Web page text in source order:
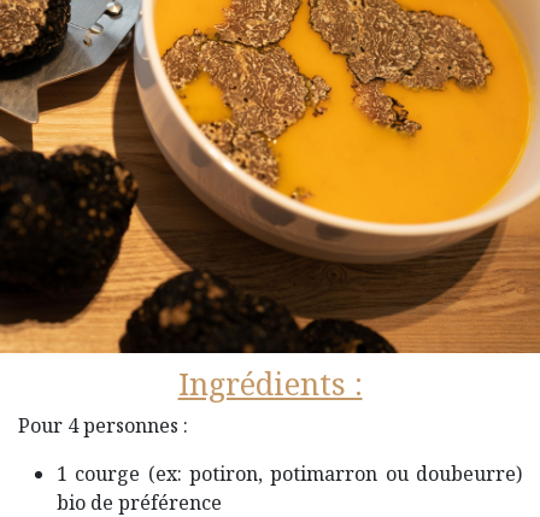
Ingrédients :
Pour 4 personnes :
1 courge (ex: potiron, potimarron ou doubeurre)
bio de préférence